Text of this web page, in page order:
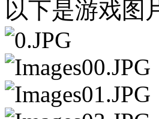
以下是游戏图